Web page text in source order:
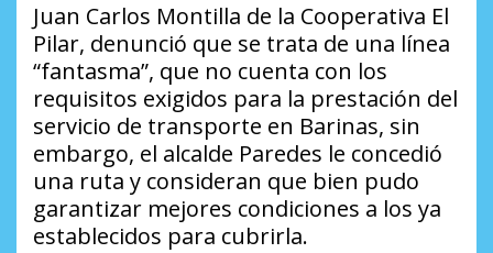
Juan Carlos Montilla de la Cooperativa El
Pilar, denunció que se trata de una línea
“fantasma”, que no cuenta con los
requisitos exigidos para la prestación del
servicio de transporte en Barinas, sin
embargo, el alcalde Paredes le concedió
una ruta y consideran que bien pudo
garantizar mejores condiciones a los ya
establecidos para cubrirla.